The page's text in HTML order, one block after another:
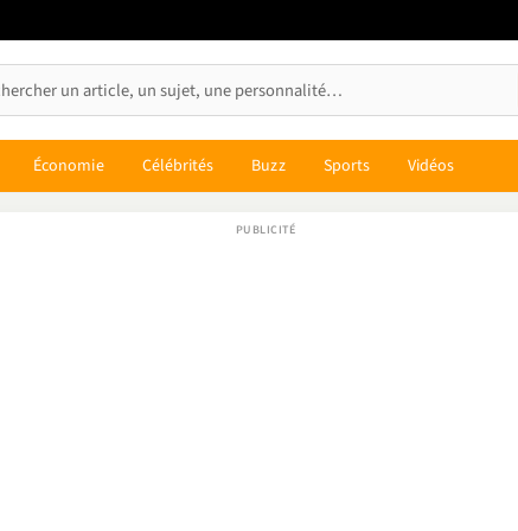
Économie Célébrités Buzz Sports Vidéos